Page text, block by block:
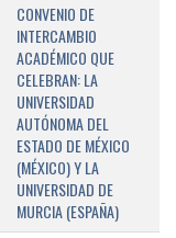
CONVENIO DE
INTERCAMBIO
ACADÉMICO QUE
CELEBRAN: LA
UNIVERSIDAD
AUTÓNOMA DEL
ESTADO DE MÉXICO
(MÉXICO) Y LA
UNIVERSIDAD DE
MURCIA (ESPAÑA)